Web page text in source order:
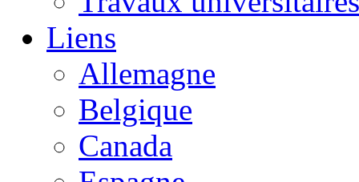
Liens
Allemagne
Belgique
Canada